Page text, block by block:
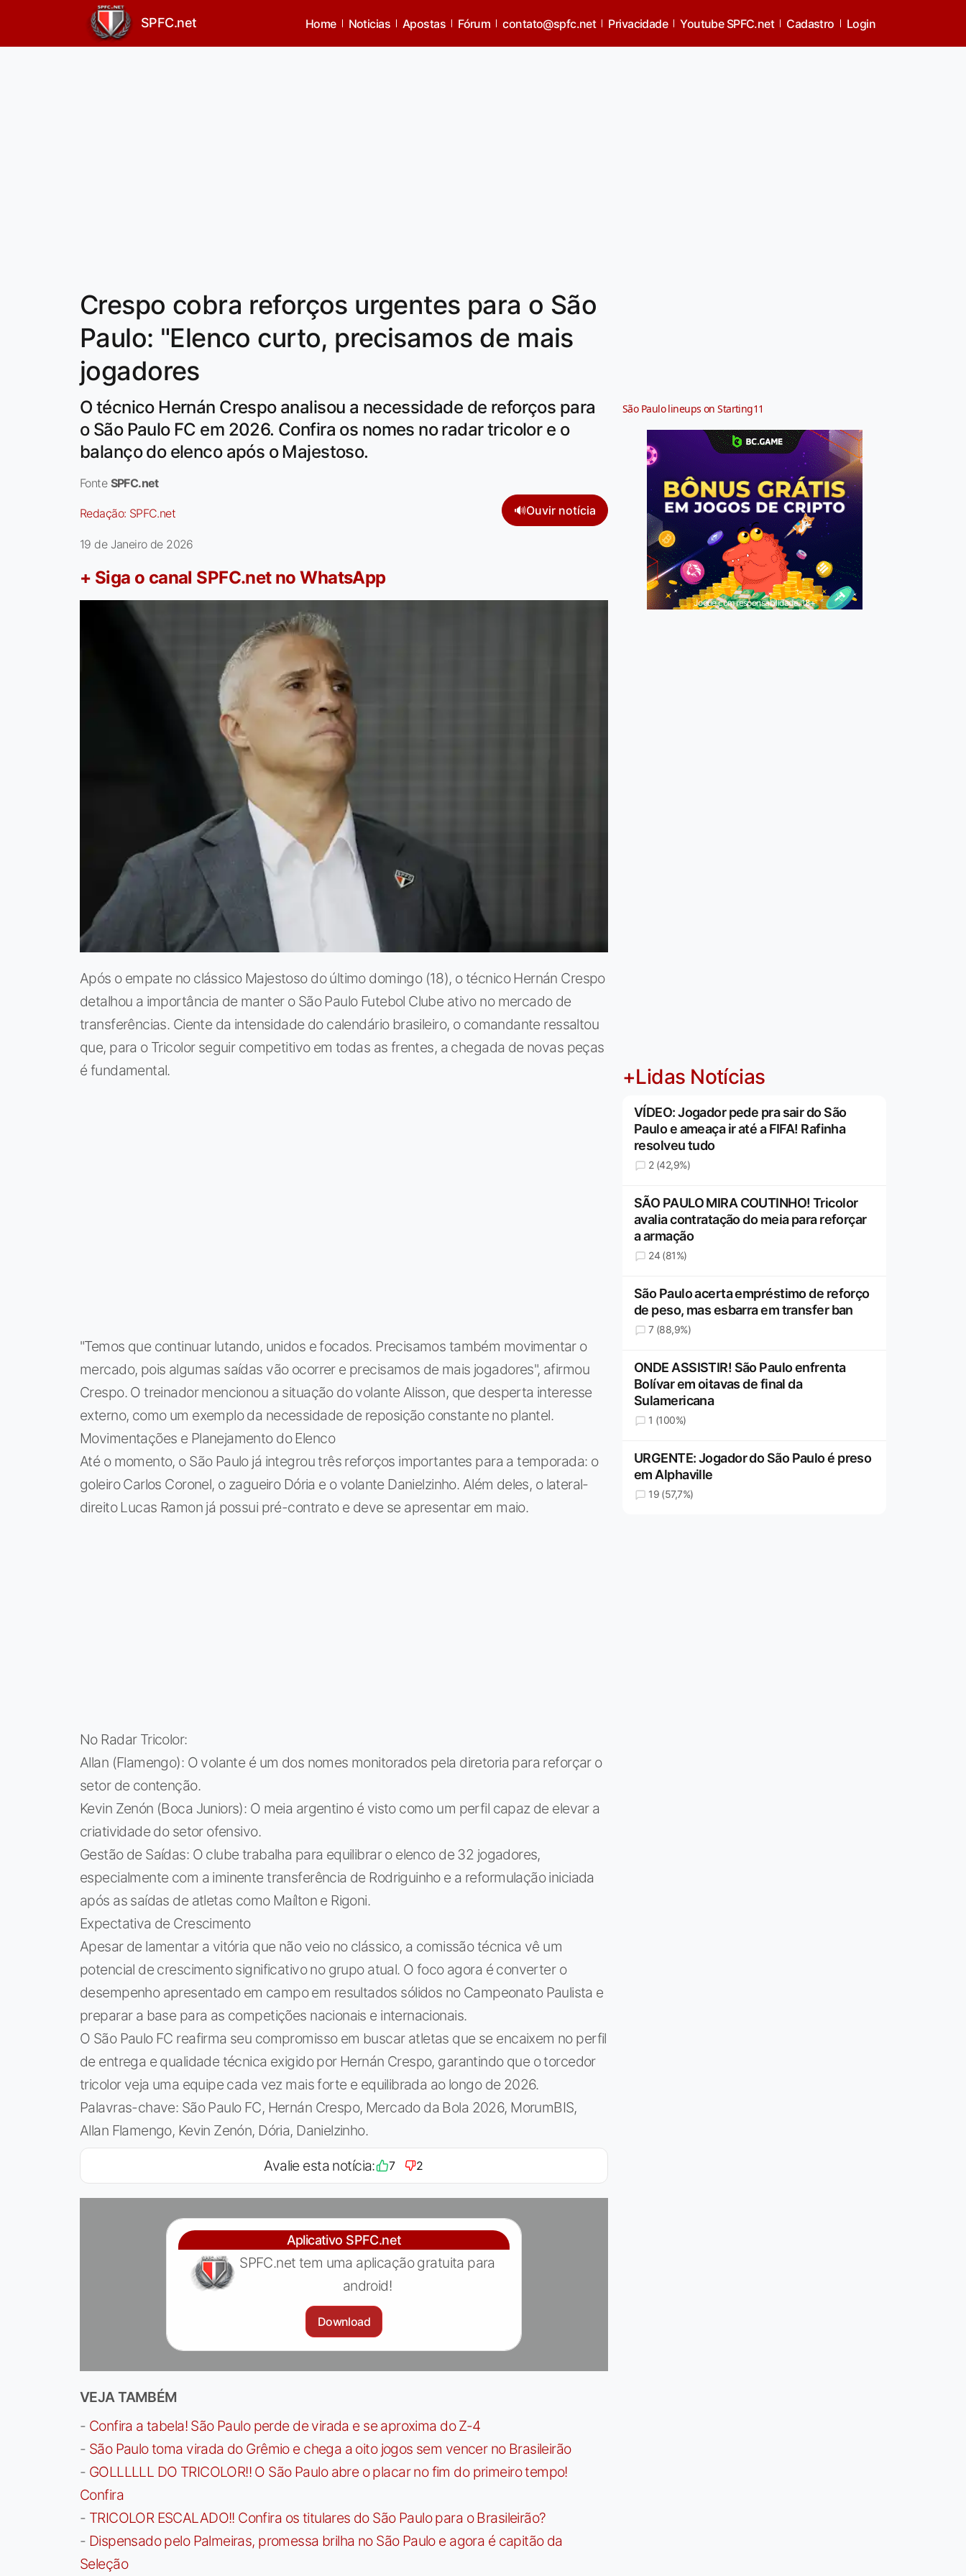
SPFC.net Home Noticias Apostas Fórum contato@spfc.net Privacidade Youtube SPFC.net Cadastro Login
Crespo cobra reforços urgentes para o São
Paulo: "Elenco curto, precisamos de mais
jogadores
O técnico Hernán Crespo analisou a necessidade de reforços para
o São Paulo FC em 2026. Confira os nomes no radar tricolor e o
balanço do elenco após o Majestoso.
Fonte SPFC.net
Redação: SPFC.net 🔊Ouvir notícia
19 de Janeiro de 2026
+ Siga o canal SPFC.net no WhatsApp
Após o empate no clássico Majestoso do último domingo (18), o técnico Hernán Crespo
detalhou a importância de manter o São Paulo Futebol Clube ativo no mercado de
transferências. Ciente da intensidade do calendário brasileiro, o comandante ressaltou
que, para o Tricolor seguir competitivo em todas as frentes, a chegada de novas peças
é fundamental.
"Temos que continuar lutando, unidos e focados. Precisamos também movimentar o
mercado, pois algumas saídas vão ocorrer e precisamos de mais jogadores", afirmou
Crespo. O treinador mencionou a situação do volante Alisson, que desperta interesse
externo, como um exemplo da necessidade de reposição constante no plantel.
Movimentações e Planejamento do Elenco
Até o momento, o São Paulo já integrou três reforços importantes para a temporada: o
goleiro Carlos Coronel, o zagueiro Dória e o volante Danielzinho. Além deles, o lateral-
direito Lucas Ramon já possui pré-contrato e deve se apresentar em maio.
No Radar Tricolor:
Allan (Flamengo): O volante é um dos nomes monitorados pela diretoria para reforçar o
setor de contenção.
Kevin Zenón (Boca Juniors): O meia argentino é visto como um perfil capaz de elevar a
criatividade do setor ofensivo.
Gestão de Saídas: O clube trabalha para equilibrar o elenco de 32 jogadores,
especialmente com a iminente transferência de Rodriguinho e a reformulação iniciada
após as saídas de atletas como Maílton e Rigoni.
Expectativa de Crescimento
Apesar de lamentar a vitória que não veio no clássico, a comissão técnica vê um
potencial de crescimento significativo no grupo atual. O foco agora é converter o
desempenho apresentado em campo em resultados sólidos no Campeonato Paulista e
preparar a base para as competições nacionais e internacionais.
O São Paulo FC reafirma seu compromisso em buscar atletas que se encaixem no perfil
de entrega e qualidade técnica exigido por Hernán Crespo, garantindo que o torcedor
tricolor veja uma equipe cada vez mais forte e equilibrada ao longo de 2026.
Palavras-chave: São Paulo FC, Hernán Crespo, Mercado da Bola 2026, MorumBIS,
Allan Flamengo, Kevin Zenón, Dória, Danielzinho.
Avalie esta notícia: 7 2
Aplicativo SPFC.net
SPFC.net tem uma aplicação gratuita para
android!
Download
VEJA TAMBÉM
- Confira a tabela! São Paulo perde de virada e se aproxima do Z-4
- São Paulo toma virada do Grêmio e chega a oito jogos sem vencer no Brasileirão
- GOLLLLLL DO TRICOLOR!! O São Paulo abre o placar no fim do primeiro tempo!
Confira
- TRICOLOR ESCALADO!! Confira os titulares do São Paulo para o Brasileirão?
- Dispensado pelo Palmeiras, promessa brilha no São Paulo e agora é capitão da
Seleção
São Paulo lineups on Starting11
Jogue com responsabilidade. 18+
+Lidas Notícias
VÍDEO: Jogador pede pra sair do São
Paulo e ameaça ir até a FIFA! Rafinha
resolveu tudo
2 (42,9%)
SÃO PAULO MIRA COUTINHO! Tricolor
avalia contratação do meia para reforçar
a armação
24 (81%)
São Paulo acerta empréstimo de reforço
de peso, mas esbarra em transfer ban
7 (88,9%)
ONDE ASSISTIR! São Paulo enfrenta
Bolívar em oitavas de final da
Sulamericana
1 (100%)
URGENTE: Jogador do São Paulo é preso
em Alphaville
19 (57,7%)